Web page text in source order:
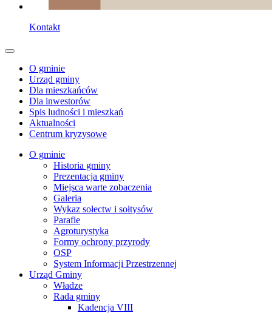
Kontakt
O gminie
Urząd gminy
Dla mieszkańców
Dla inwestorów
Spis ludności i mieszkań
Aktualności
Centrum kryzysowe
O gminie
Historia gminy
Prezentacja gminy
Miejsca warte zobaczenia
Galeria
Wykaz sołectw i sołtysów
Parafie
Agroturystyka
Formy ochrony przyrody
OSP
System Informacji Przestrzennej
Urząd Gminy
Władze
Rada gminy
Kadencja VIII